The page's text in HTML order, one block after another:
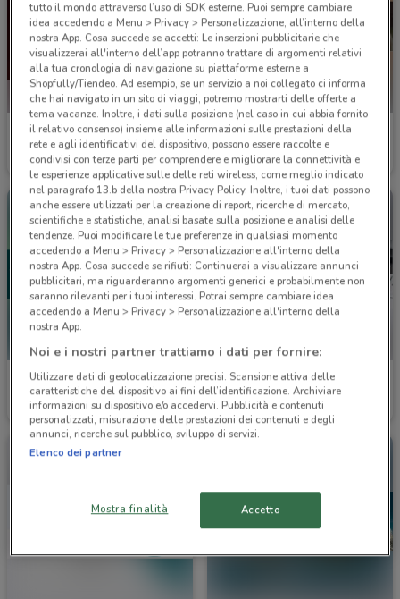
MPS
Scade il 31/12 226 m
UnipolSai
Scade il 31/12 241 m
BPER Banca
Scade il 31/12 271 m
Che Banca!
Scade il 21/01
tutto il mondo attraverso l’uso di SDK esterne. Puoi sempre cambiare
idea accedendo a Menu > Privacy > Personalizzazione, all’interno della
nostra App. Cosa succede se accetti: Le inserzioni pubblicitarie che
visualizzerai all'interno dell’app potranno trattare di argomenti relativi
alla tua cronologia di navigazione su piattaforme esterne a
Shopfully/Tiendeo. Ad esempio, se un servizio a noi collegato ci informa
che hai navigato in un sito di viaggi, potremo mostrarti delle offerte a
tema vacanze. Inoltre, i dati sulla posizione (nel caso in cui abbia fornito
il relativo consenso) insieme alle informazioni sulle prestazioni della
rete e agli identificativi del dispositivo, possono essere raccolte e
condivisi con terze parti per comprendere e migliorare la connettività e
le esperienze applicative sulle delle reti wireless, come meglio indicato
nel paragrafo 13.b della nostra Privacy Policy. Inoltre, i tuoi dati possono
anche essere utilizzati per la creazione di report, ricerche di mercato,
scientifiche e statistiche, analisi basate sulla posizione e analisi delle
tendenze. Puoi modificare le tue preferenze in qualsiasi momento
accedendo a Menu > Privacy > Personalizzazione all'interno della
nostra App. Cosa succede se rifiuti: Continuerai a visualizzare annunci
pubblicitari, ma riguarderanno argomenti generici e probabilmente non
saranno rilevanti per i tuoi interessi. Potrai sempre cambiare idea
accedendo a Menu > Privacy > Personalizzazione all'interno della
nostra App.
Noi e i nostri partner trattiamo i dati per fornire:
Utilizzare dati di geolocalizzazione precisi. Scansione attiva delle
caratteristiche del dispositivo ai fini dell’identificazione. Archiviare
informazioni su dispositivo e/o accedervi. Pubblicità e contenuti
personalizzati, misurazione delle prestazioni dei contenuti e degli
annunci, ricerche sul pubblico, sviluppo di servizi.
Elenco dei partner
Mostra finalità Accetto